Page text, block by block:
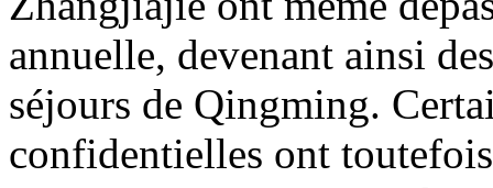
annuelle, devenant ainsi
séjours de Qingming.
confidentielles ont